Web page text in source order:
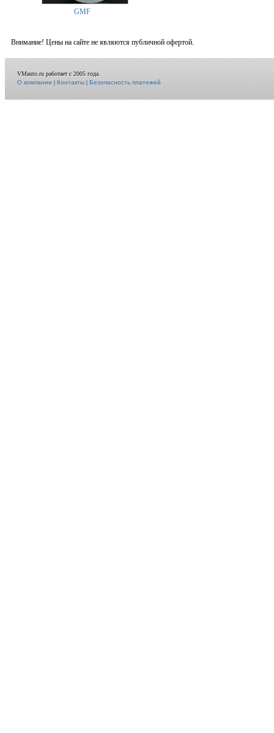
GMF
Внимание! Цены на сайте не являются публичной офертой.
VMauto.ru работает с 2005 года.
О компании|Контакты|Безопасность платежей